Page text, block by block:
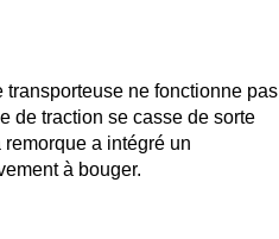
transporteuse ne fonctionne pas
de traction se casse de sorte
a intégré un
à bouger.